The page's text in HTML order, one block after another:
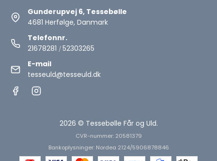
Gunderupvej 6, Tessebølle
4681 Herfølge, Danmark
Telefonnr.
21678281 /52303265
E-mail
tesseuld@tesseuld.dk
2026 © Tessebølle Får og Uld.
CVR-nummer: 20581379
Bankoplysninger: Nordea 2124/5906878846